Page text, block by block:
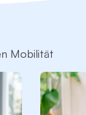
Mobilität